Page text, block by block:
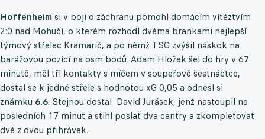
Hoffenheim si v boji o záchranu pomohl domácím vítěztvím
2:0 nad Mohučí, o kterém rozhodl dvěma brankami nejlepší
týmový střelec Kramarič, a po němž TSG zvýšil náskok na
barážovou pozicí na osm bodů. Adam Hložek šel do hry v 67.
minutě, měl tři kontakty s míčem v soupeřově šestnáctce,
dostal se k jedné střele s hodnotou xG 0,05 a odnesl si
známku 6.6. Stejnou dostal David Jurásek, jenž nastoupil na
posledních 17 minut a stihl poslat dva centry a zkompletovat
dvě z dvou přihrávek.